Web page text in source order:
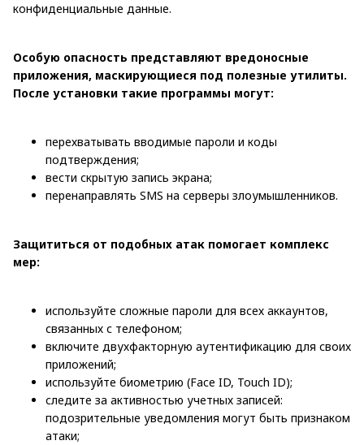
конфиденциальные данные.
Особую опасность представляют вредоносные
приложения, маскирующиеся под полезные утилиты.
После установки такие программы могут:
перехватывать вводимые пароли и коды
подтверждения;
вести скрытую запись экрана;
перенаправлять SMS на серверы злоумышленников.
Защититься от подобных атак помогает комплекс
мер:
используйте сложные пароли для всех аккаунтов,
связанных с телефоном;
включите двухфакторную аутентификацию для своих
приложений;
используйте биометрию (Face ID, Touch ID);
следите за активностью учетных записей:
подозрительные уведомления могут быть признаком
атаки;